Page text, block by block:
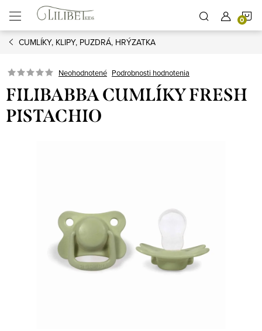
obsah
CUMLÍKY, KLIPY, PUZDRÁ, HRÝZATKA
Neohodnotené Podrobnosti hodnotenia
FILIBABBA CUMLÍKY FRESH
PISTACHIO